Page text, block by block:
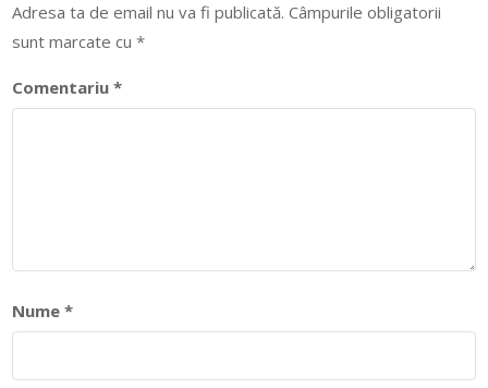
Adresa ta de email nu va fi publicată. Câmpurile obligatorii
sunt marcate cu*
Comentariu*
Nume*